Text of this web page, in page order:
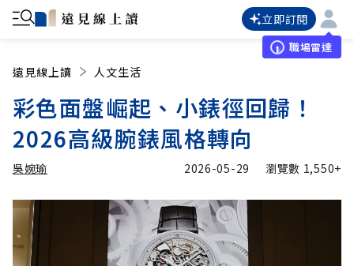
立即訂閱
職場雷達
遠見線上讀 人文生活
彩色面盤崛起、小錶徑回歸！
2026高級腕錶風格轉向
吳婉瑜
加入追蹤
2026-05-29 瀏覽數 1,550+